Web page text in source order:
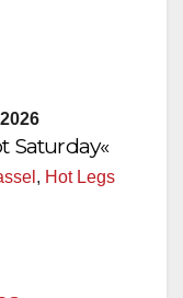
Saturday«
, Hot Legs